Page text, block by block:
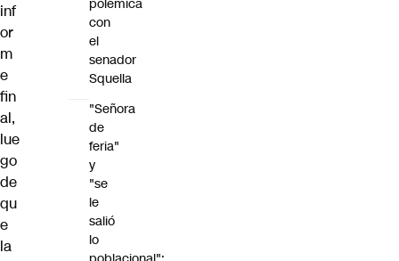
inf
or
m
e
fin
al,
lue
go
de
qu
e
la
polémica
con
el
senador
Squella
"Señora
de
feria"
y
"se
le
salió
lo